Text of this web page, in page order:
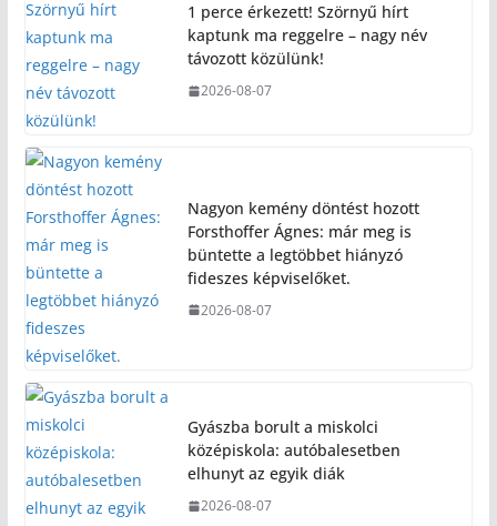
1 perce érkezett! Szörnyű hírt
kaptunk ma reggelre – nagy név
távozott közülünk!
2026-08-07
Nagyon kemény döntést hozott
Forsthoffer Ágnes: már meg is
büntette a legtöbbet hiányzó
fideszes képviselőket.
2026-08-07
Gyászba borult a miskolci
középiskola: autóbalesetben
elhunyt az egyik diák
2026-08-07